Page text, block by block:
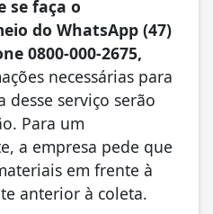
se faça o
do WhatsApp (47)
0800-000-2675,
necessárias para
desse serviço serão
Para um
a empresa pede que
em frente à
anterior à coleta.